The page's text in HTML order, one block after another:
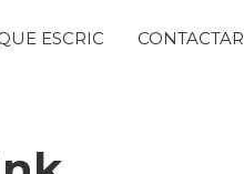
ESCRIC CONTACTAR